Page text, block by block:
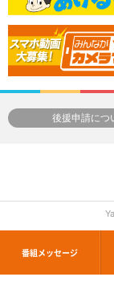
番組メッセージ
後援申請につ